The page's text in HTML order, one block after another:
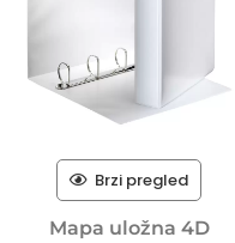
Brzi pregled
Mapa uložna 4D